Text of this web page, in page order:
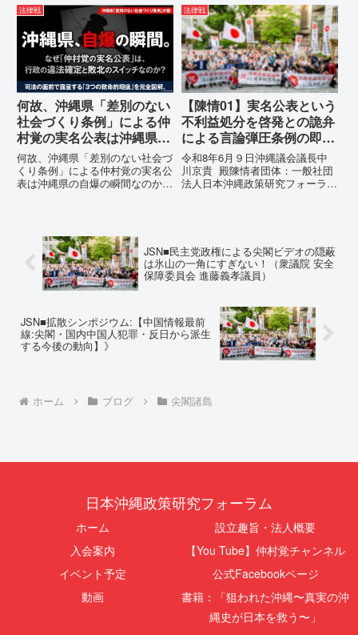
に、玉城デニー宛に以下の違法状
態の指摘と意見陳述（弁明）留保
の通告を行いました。沖縄県は、
この時は、違法を認めて軌道修正
いる。」現代の戦争は、ミサイル
が飛来する以前に始まっていま
す。国連という国際的な舞台で、
巧妙な「言説（ナラティブ）」が
張...
法律戦
何故、沖縄県「差別のない
社会づくり条例」による仲
村覚の実名公表は沖縄県の
自爆の瞬間なのか？その3
つの理由。
何故、沖縄県「差別のない社会づ
くり条例」による仲村覚の実名公
表は沖縄県の自爆の瞬間なのか？
を、特定の個人を社会的制裁に追
い込むための「仕上げ」だと考え
て...
法律戦
【陳情01】実名公表という
不利益処分を啓発との詭弁
による言論弾圧条例の即時
運用停止を求める陳情
令和8年6月９日沖縄議会議長中
川京貴 殿陳情者団体：一般社団
法人日本沖縄政策研究フォーラム
例の即時運用停止を求める陳情
1...
JSN■民主党政権による尖閣ビデオの隠蔽
は氷山の一角にすぎない！（衆議院 安全
保障委員会 進藤義孝議員）
JSN■拡散シンポジウム:【中国情報最前
線:尖閣・国内中国人犯罪・反日から派生
する今後の動向】》
ホーム ブログ 尖閣諸島
日本沖縄政策研究フォーラム
ホーム
設立趣旨・法人概要
入会案内
【You Tube】仲村覚チャンネル
イベント予定
公式Facebookページ
動画
書籍：「狙われた沖縄〜真実の沖
縄史が日本を救う〜」